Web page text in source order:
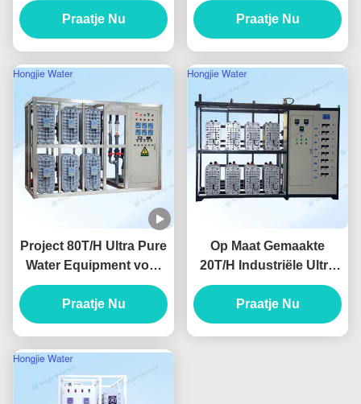
waterzuiveringsapparaat
met UF+RO+EDI-
Praatje Nu Praatje Nu
Project 80T/H Ultra Pure
Water Equipment voor
het reinigen van het
scherm
Praatje Nu
Op Maat Gemaakte
20T/H Industriële Ultra
Zuiver Water
Apparatuur Voor
Lithografie
Praatje Nu